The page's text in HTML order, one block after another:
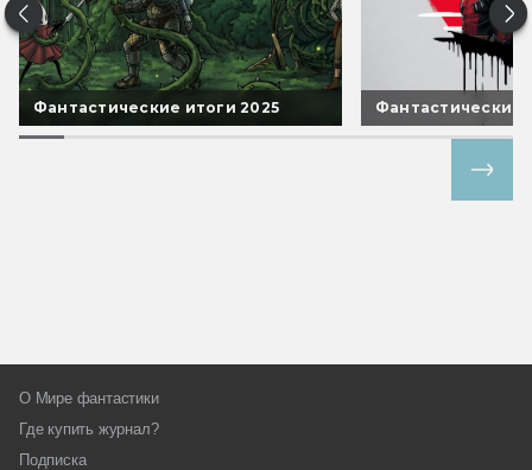
Фантастические итоги 2025 Фантастические
О Мире фантастики
Где купить журнал?
Подписка